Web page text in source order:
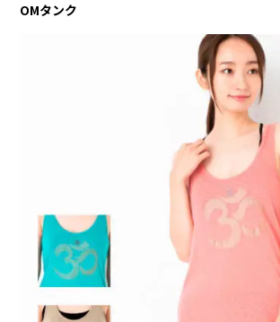
OMタンク